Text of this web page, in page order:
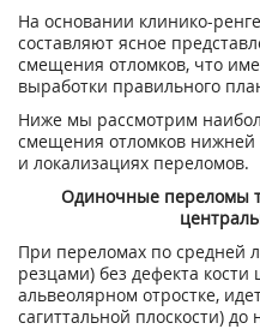
На основании клинико-
составляют ясное
смещения отломков, что
выработки правильного
Ниже мы рассмотрим
смещения отломков
и локализациях переломов.
Одиночные переломы
При переломах по средней
резцами) без дефекта
альвеолярном отростке,
сагиттальной плоскости)